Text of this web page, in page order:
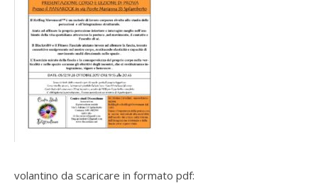
volantino da scaricare in formato pdf: